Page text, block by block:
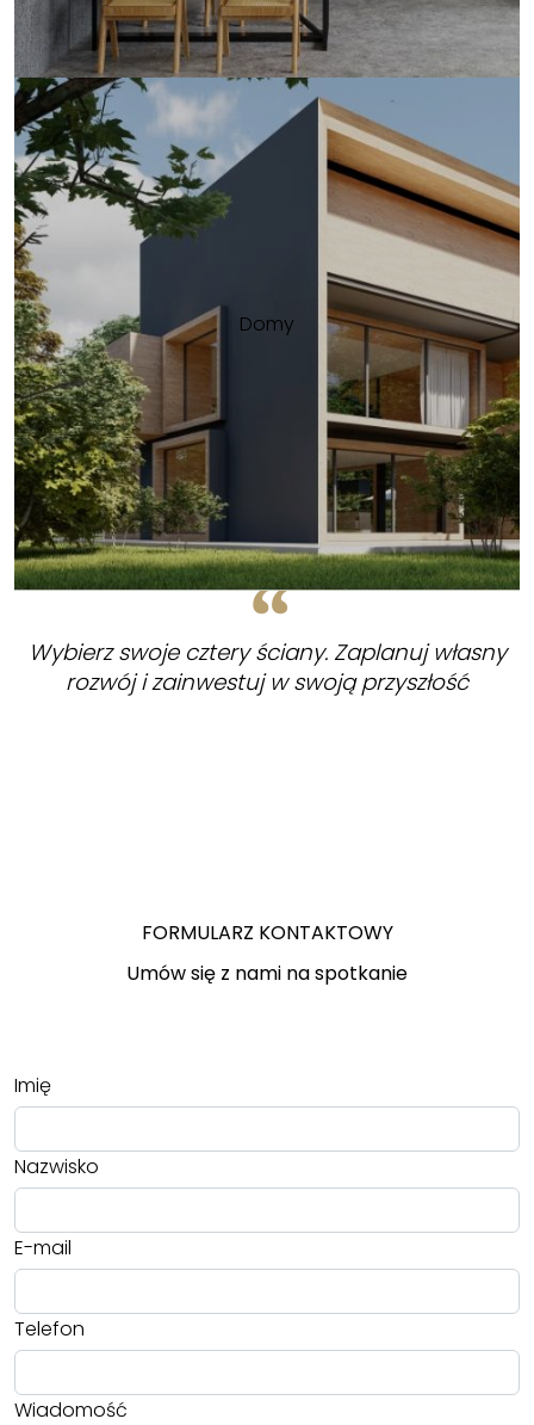
Domy
Wybierz swoje cztery ściany. Zaplanuj własny
rozwój i zainwestuj w swoją przyszłość
FORMULARZ KONTAKTOWY
Umów się z nami na spotkanie
Imię
Nazwisko
E-mail
Telefon
Wiadomość